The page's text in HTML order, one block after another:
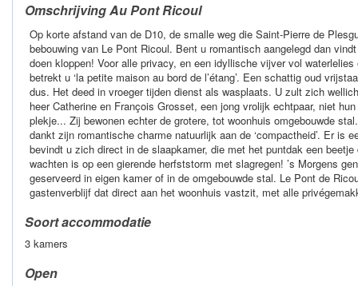
Omschrijving Au Pont Ricoul
Op korte afstand van de D10, de smalle weg die Saint-Pierre de
bebouwing van Le Pont Ricoul. Bent u romantisch aangelegd dan
doen kloppen! Voor alle privacy, en een idyllische vijver vol
betrekt u ‘la petite maison au bord de l’étang’. Een schattig oud
dus. Het deed in vroeger tijden dienst als wasplaats. U zult zich
heer Catherine en François Grosset, een jong vrolijk echtpaar, niet
plekje... Zij bewonen echter de grotere, tot woonhuis omgebouwde
dankt zijn romantische charme natuurlijk aan de ‘compactheid’. Er is
bevindt u zich direct in de slaapkamer, die met het puntdak een
wachten is op een gierende herfststorm met slagregen! ’s Morgens
geserveerd in eigen kamer of in de omgebouwde stal. Le Pont de
gastenverblijf dat direct aan het woonhuis vastzit, met alle
Soort accommodatie
3 kamers
Open